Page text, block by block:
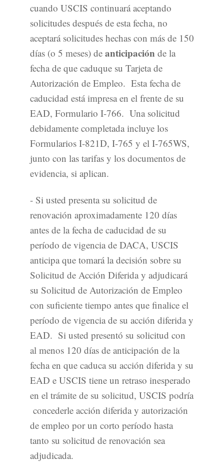
cuando USCIS continuará aceptando
solicitudes después de esta fecha, no
aceptará solicitudes hechas con más de 150
días (o 5 meses) de anticipación de la
fecha de que caduque su Tarjeta de
Autorización de Empleo. Esta fecha de
caducidad está impresa en el frente de su
EAD, Formulario I-766. Una solicitud
debidamente completada incluye los
Formularios I-821D, I-765 y el I-765WS,
junto con las tarifas y los documentos de
evidencia, si aplican.
- Si usted presenta su solicitud de
renovación aproximadamente 120 días
antes de la fecha de caducidad de su
período de vigencia de DACA, USCIS
anticipa que tomará la decisión sobre su
Solicitud de Acción Diferida y adjudicará
su Solicitud de Autorización de Empleo
con suficiente tiempo antes que finalice el
período de vigencia de su acción diferida y
EAD. Si usted presentó su solicitud con
al menos 120 días de anticipación de la
fecha en que caduca su acción diferida y su
EAD e USCIS tiene un retraso inesperado
en el trámite de su solicitud, USCIS podría
concederle acción diferida y autorización
de empleo por un corto período hasta
tanto su solicitud de renovación sea
adjudicada.